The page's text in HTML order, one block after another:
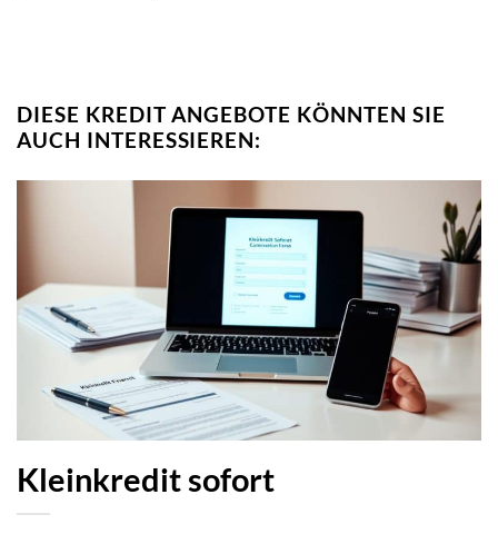
DIESE KREDIT ANGEBOTE KÖNNTEN SIE
AUCH INTERESSIEREN:
Kleinkredit sofort